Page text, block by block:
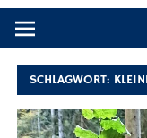
Produkttests und
SCHLAGWORT: